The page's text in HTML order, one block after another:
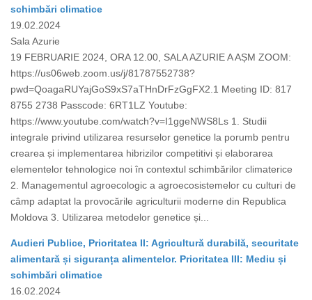
schimbări climatice
19.02.2024
Sala Azurie
19 FEBRUARIE 2024, ORA 12.00, SALA AZURIE A AȘM ZOOM:
https://us06web.zoom.us/j/81787552738?
pwd=QoagaRUYajGoS9xS7aTHnDrFzGgFX2.1 Meeting ID: 817
8755 2738 Passcode: 6RT1LZ Youtube:
https://www.youtube.com/watch?v=I1ggeNWS8Ls 1. Studii
integrale privind utilizarea resurselor genetice la porumb pentru
crearea și implementarea hibrizilor competitivi și elaborarea
elementelor tehnologice noi în contextul schimbărilor climaterice
2. Managementul agroecologic a agroecosistemelor cu culturi de
câmp adaptat la provocările agriculturii moderne din Republica
Moldova 3. Utilizarea metodelor genetice și...
Audieri Publice, Prioritatea II: Agricultură durabilă, securitate
alimentară și siguranța alimentelor. Prioritatea III: Mediu și
schimbări climatice
16.02.2024